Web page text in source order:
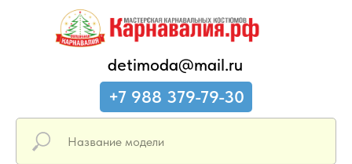
detimoda@mail.ru
+7 988 379-79-30